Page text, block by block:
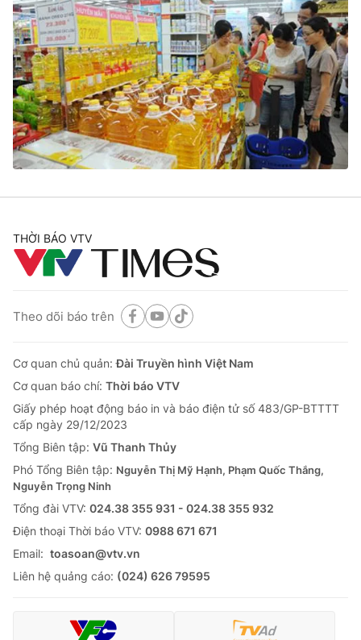
THỜI BÁO VTV
Theo dõi báo trên
Cơ quan chủ quản:Đài Truyền hình Việt Nam
Cơ quan báo chí: Thời báo VTV
Giấy phép hoạt động báo in và báo điện tử số 483/GP-BTTTT
cấp ngày 29/12/2023
Tổng Biên tập: Vũ Thanh Thủy
Phó Tổng Biên tập: Nguyễn Thị Mỹ Hạnh, Phạm Quốc Thắng,
Nguyễn Trọng Ninh
Tổng đài VTV: 024.38 355 931 - 024.38 355 932
Ðiện thoại Thời báo VTV: 0988 671 671
Email: toasoan@vtv.vn
Liên hệ quảng cáo: (024) 626 79595